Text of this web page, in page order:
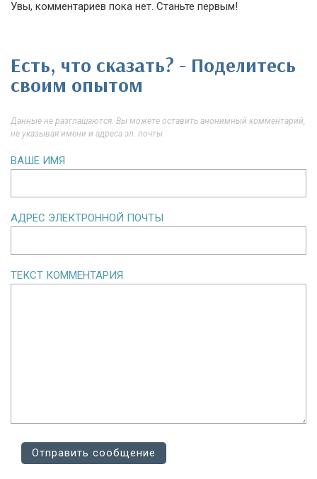
Увы, комментариев пока нет. Станьте первым!
Есть, что сказать? - Поделитесь
своим опытом
Данные не разглашаются. Вы можете оставить анонимный комментарий,
не указывая имени и адреса эл. почты
ВАШЕ ИМЯ
АДРЕС ЭЛЕКТРОННОЙ ПОЧТЫ
ТЕКСТ КОММЕНТАРИЯ